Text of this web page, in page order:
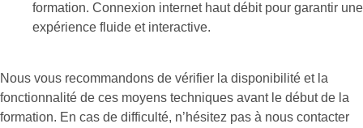
formation. Connexion internet haut débit pour garantir une
expérience fluide et interactive.
Nous vous recommandons de vérifier la disponibilité et la
fonctionnalité de ces moyens techniques avant le début de la
formation. En cas de difficulté, n’hésitez pas à nous contacter